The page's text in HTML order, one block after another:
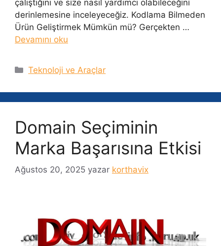
çalıştığını ve size nasıl yardımcı olabileceğini
derinlemesine inceleyeceğiz. Kodlama Bilmeden
Ürün Geliştirmek Mümkün mü? Gerçekten …
Devamını oku
Kategoriler
Teknoloji ve Araçlar
Domain Seçiminin
Marka Başarısına Etkisi
Ağustos 20, 2025 yazar korthavix